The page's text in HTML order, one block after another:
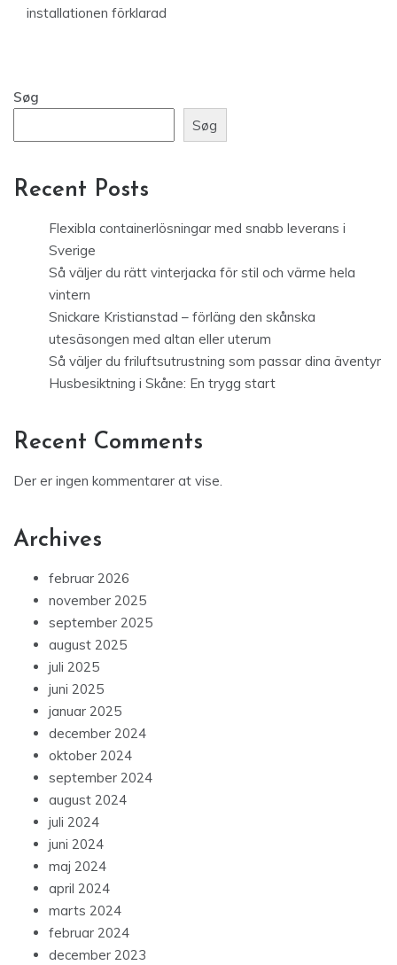
installationen förklarad
Søg
Søg
Recent Posts
Flexibla containerlösningar med snabb leverans i
Sverige
Så väljer du rätt vinterjacka för stil och värme hela
vintern
Snickare Kristianstad – förläng den skånska
utesäsongen med altan eller uterum
Så väljer du friluftsutrustning som passar dina äventyr
Husbesiktning i Skåne: En trygg start
Recent Comments
Der er ingen kommentarer at vise.
Archives
februar 2026
november 2025
september 2025
august 2025
juli 2025
juni 2025
januar 2025
december 2024
oktober 2024
september 2024
august 2024
juli 2024
juni 2024
maj 2024
april 2024
marts 2024
februar 2024
december 2023